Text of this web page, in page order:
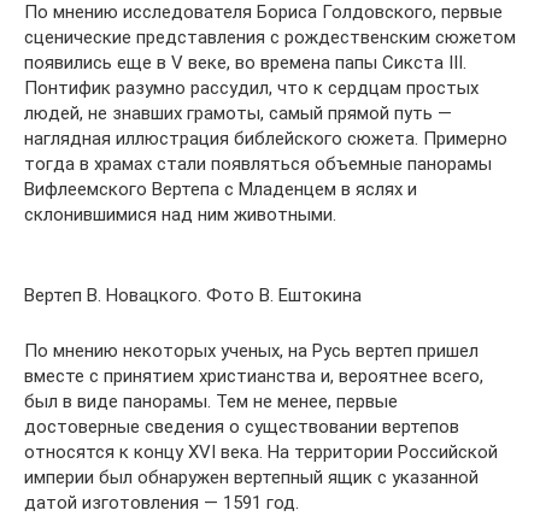
По мнению исследователя Бориса Голдовского, первые
сценические представления с рождественским сюжетом
появились еще в V веке, во времена папы Сикста III.
Понтифик разумно рассудил, что к сердцам простых
людей, не знавших грамоты, самый прямой путь —
наглядная иллюстрация библейского сюжета. Примерно
тогда в храмах стали появляться объемные панорамы
Вифлеемского Вертепа с Младенцем в яслях и
склонившимися над ним животными.
Вертеп В. Новацкого. Фото В. Ештокина
По мнению некоторых ученых, на Русь вертеп пришел
вместе с принятием христианства и, вероятнее всего,
был в виде панорамы. Тем не менее, первые
достоверные сведения о существовании вертепов
относятся к концу XVI века. На территории Российской
империи был обнаружен вертепный ящик с указанной
датой изготовления — 1591 год.